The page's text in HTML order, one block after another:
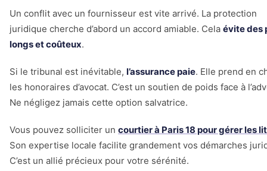
Un conflit avec un fournisseur est vite arrivé. La protection
juridique cherche d’abord un accord amiable. Cela évite des
longs et coûteux.
Si le tribunal est inévitable, l’assurance paie. Elle prend en
les honoraires d’avocat. C’est un soutien de poids face à
Ne négligez jamais cette option salvatrice.
Vous pouvez solliciter un courtier à Paris 18 pour gérer les
Son expertise locale facilite grandement vos démarches
C’est un allié précieux pour votre sérénité.